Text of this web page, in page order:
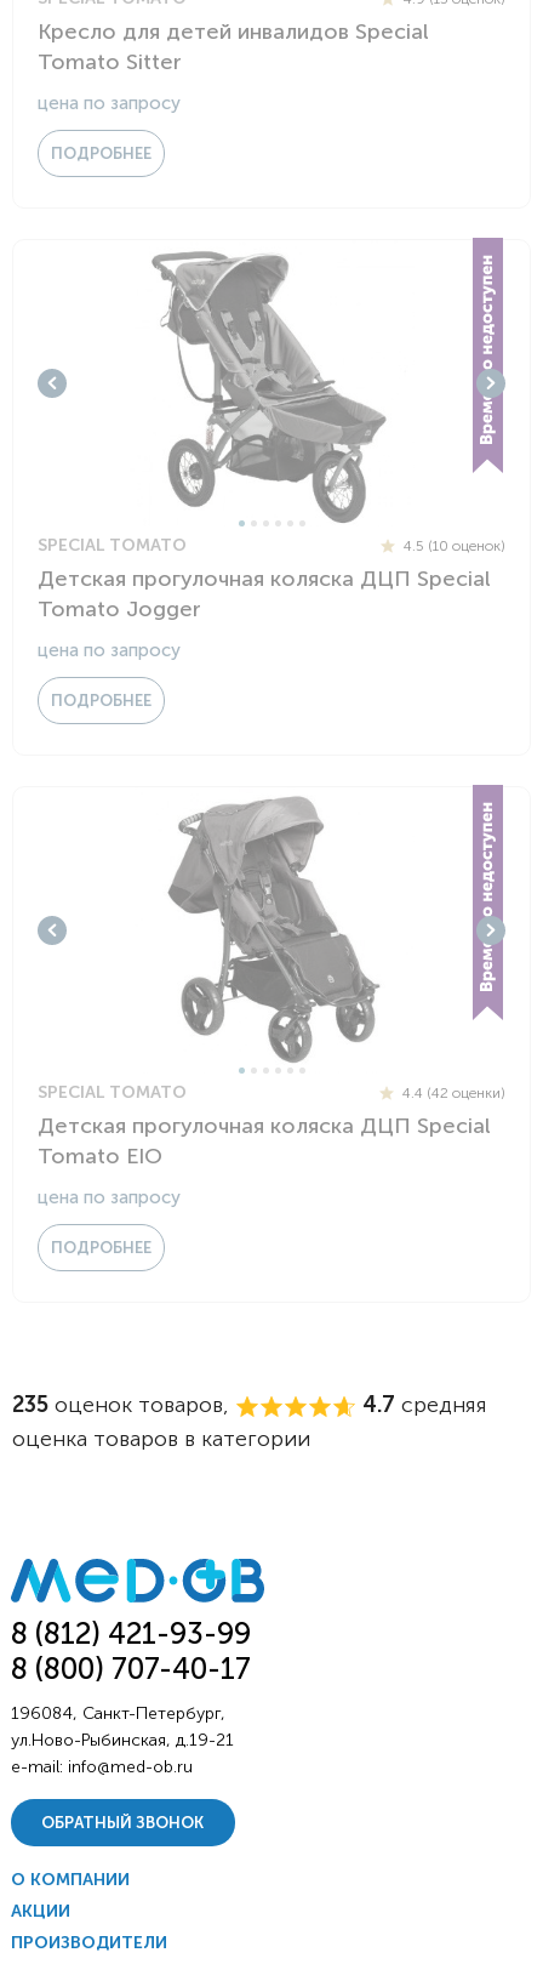
Кресло для детей инвалидов Special
Tomato Sitter
цена по запросу
ПОДРОБНЕЕ
SPECIAL TOMATO 4.5 (10 оценок)
Детская прогулочная коляска ДЦП Special
Tomato Jogger
цена по запросу
ПОДРОБНЕЕ
SPECIAL TOMATO 4.4 (42 оценки)
Детская прогулочная коляска ДЦП Special
Tomato EIO
цена по запросу
ПОДРОБНЕЕ
235 оценок товаров, 4.7 средняя
оценка товаров в категории
8 (812) 421-93-99
8 (800) 707-40-17
196084, Санкт-Петербург,
ул.Ново-Рыбинская, д.19-21
e-mail: info@med-ob.ru
ОБРАТНЫЙ ЗВОНОК
О КОМПАНИИ
АКЦИИ
ПРОИЗВОДИТЕЛИ